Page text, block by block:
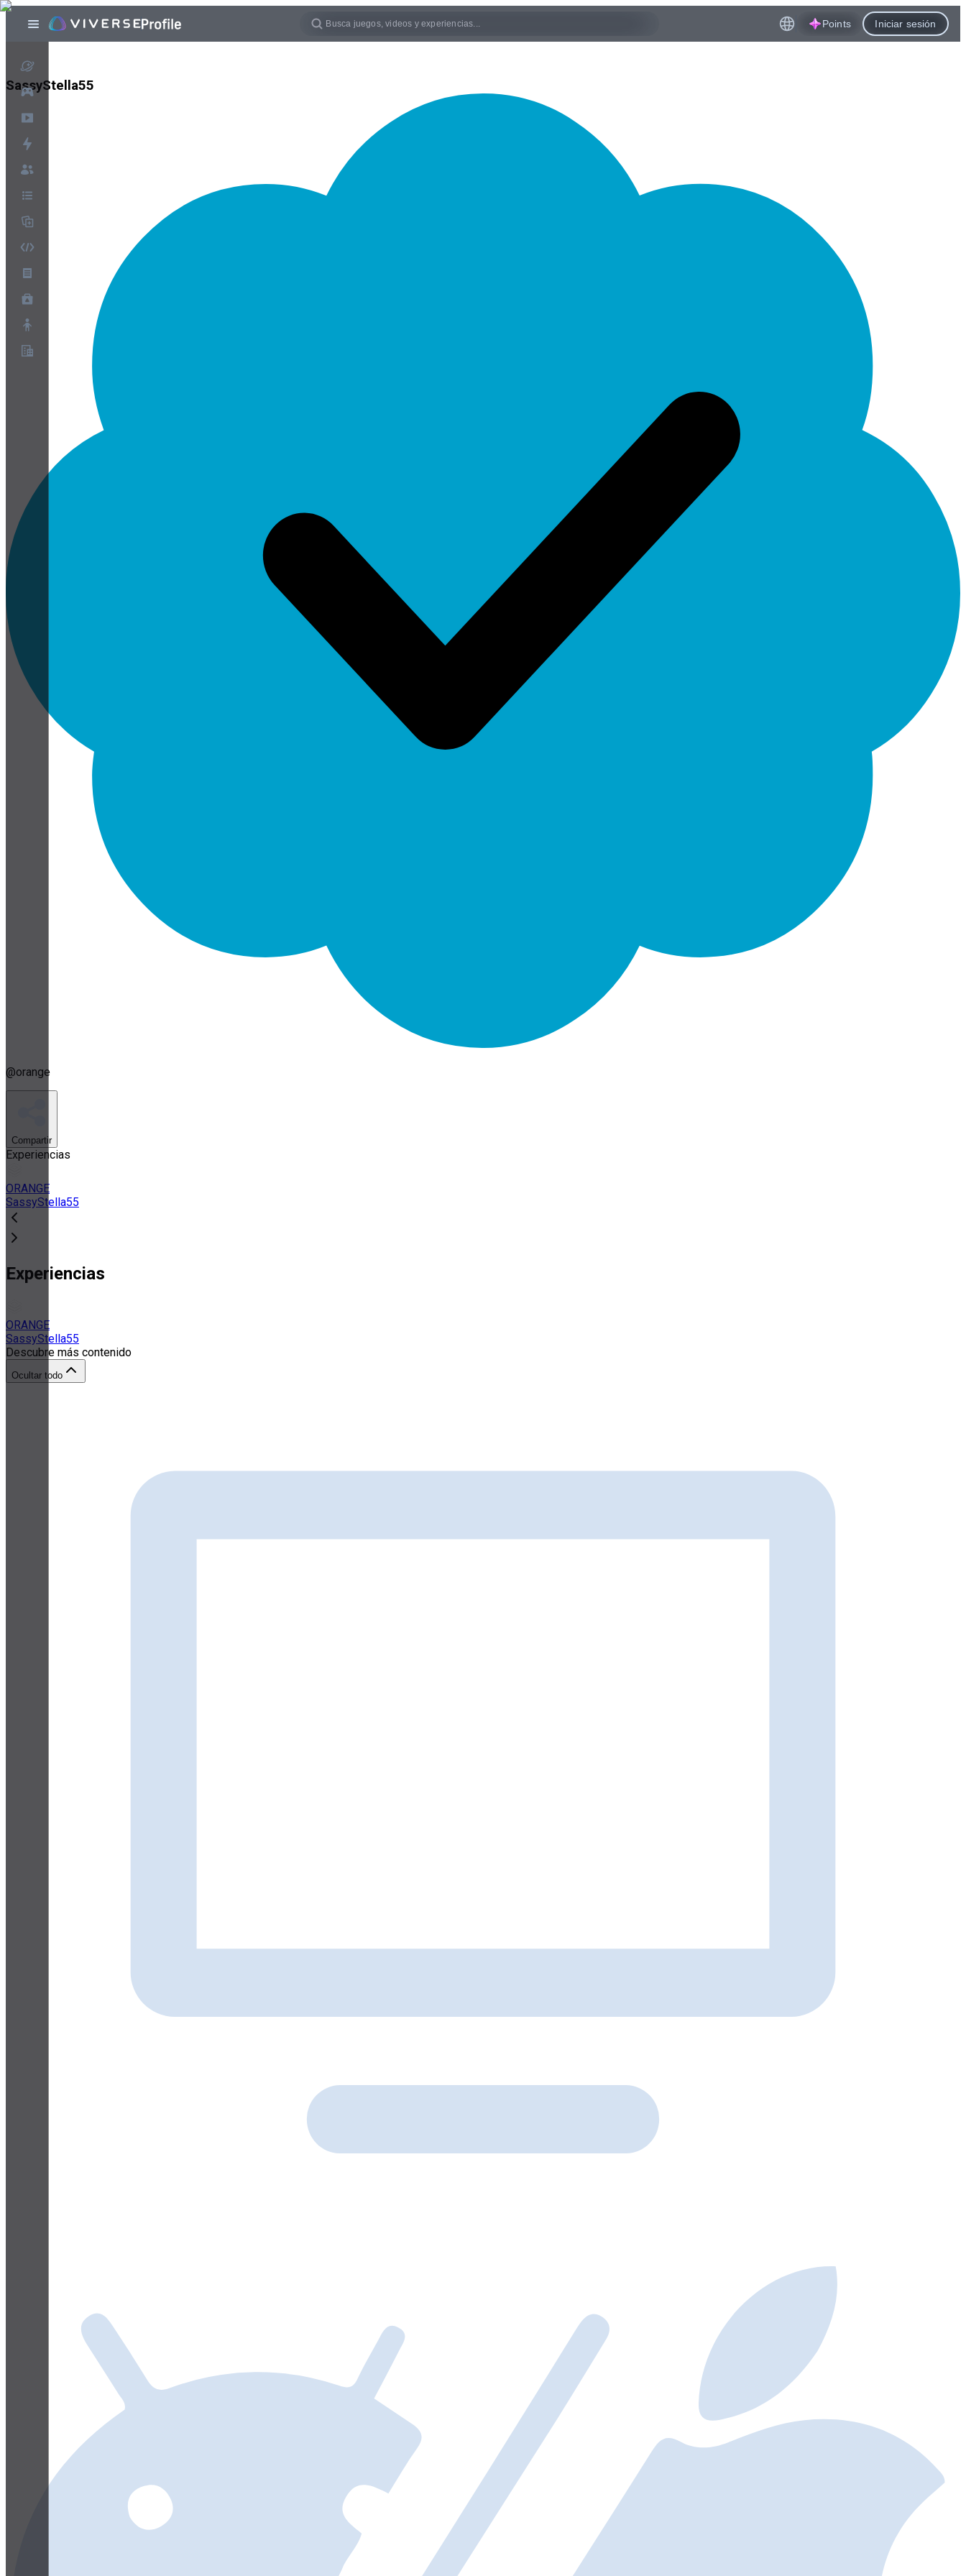
Términos de servicio
Configuración de cookies
Informe técnico de seguridad y privacidad
Points Iniciar sesión
SassyStella55
@orange
Compartir
Experiencias
ORANGE
SassyStella55
Experiencias
ORANGE
SassyStella55
Descubre más contenido
Ocultar todo